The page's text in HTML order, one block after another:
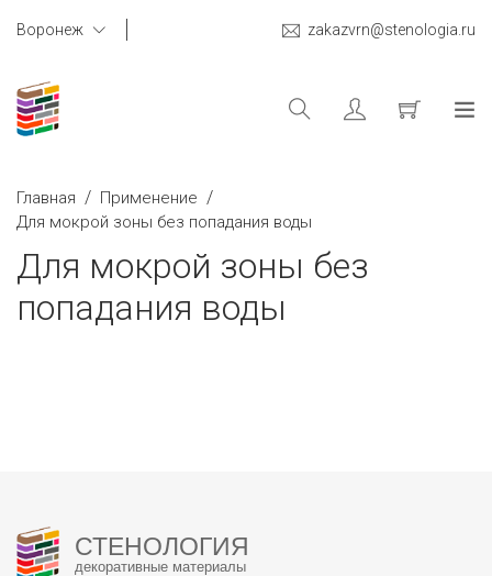
Воронеж zakazvrn@stenologia.ru
Главная / Применение /
Для мокрой зоны без попадания воды
Для мокрой зоны без
попадания воды
СТЕНОЛОГИЯ
декоративные материалы